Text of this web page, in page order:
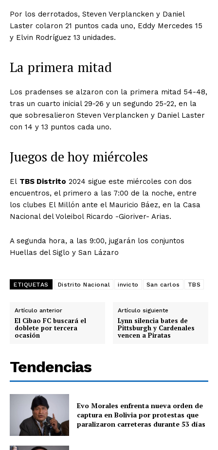
Por los derrotados, Steven Verplancken y Daniel
Laster colaron 21 puntos cada uno, Eddy Mercedes 15
y Elvin Rodríguez 13 unidades.
La primera mitad
Los pradenses se alzaron con la primera mitad 54-48,
tras un cuarto inicial 29-26 y un segundo 25-22, en la
que sobresalieron Steven Verplancken y Daniel Laster
con 14 y 13 puntos cada uno.
Juegos de hoy miércoles
El TBS Distrito 2024 sigue este miércoles con dos
encuentros, el primero a las 7:00 de la noche, entre
los clubes El Millón ante el Mauricio Báez, en la Casa
Nacional del Voleibol Ricardo -Gioriver- Arias.
A segunda hora, a las 9:00, jugarán los conjuntos
Huellas del Siglo y San Lázaro
ETIQUETAS Distrito Nacional invicto San carlos TBS
Artículo anterior
El Cibao FC buscará el
doblete por tercera
ocasión
Artículo siguiente
Lynn silencia bates de
Pittsburgh y Cardenales
vencen a Piratas
Tendencias
Evo Morales enfrenta nueva orden de
captura en Bolivia por protestas que
paralizaron carreteras durante 53 días